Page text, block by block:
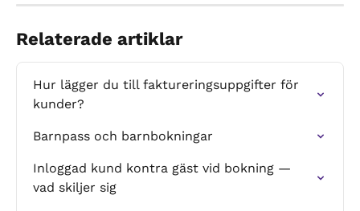
Relaterade artiklar
Hur lägger du till faktureringsuppgifter för
kunder?
Barnpass och barnbokningar
Inloggad kund kontra gäst vid bokning —
vad skiljer sig